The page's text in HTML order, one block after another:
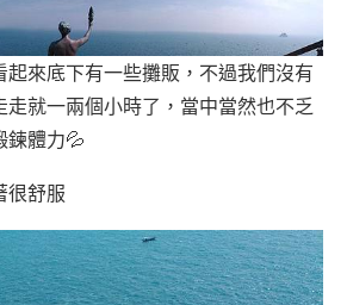
來底下有一些攤販，不過我們沒有
走就一兩個小時了，當中當然也不乏
鍊體力💦
很舒服